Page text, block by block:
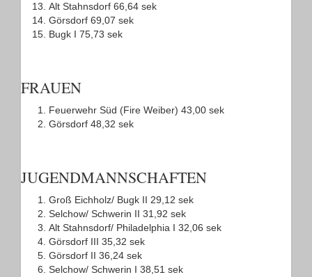
Alt Stahnsdorf 66,64 sek
Görsdorf 69,07 sek
Bugk I 75,73 sek
FRAUEN
Feuerwehr Süd (Fire Weiber) 43,00 sek
Görsdorf 48,32 sek
JUGENDMANNSCHAFTEN
Groß Eichholz/ Bugk II 29,12 sek
Selchow/ Schwerin II 31,92 sek
Alt Stahnsdorf/ Philadelphia I 32,06 sek
Görsdorf III 35,32 sek
Görsdorf II 36,24 sek
Selchow/ Schwerin I 38,51 sek